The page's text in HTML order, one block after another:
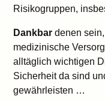
Risikogruppen,
Dankbardenen
medizinische
alltäglich wichtigen
Sicherheit da sind
gewährleisten …